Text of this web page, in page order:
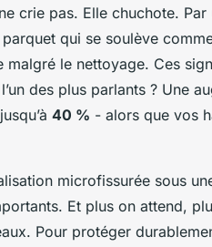
crie pas. Elle chuchote. Par
qui se soulève
malgré le nettoyage. Ces
des plus parlants ? Une
40 % - alors que vos
microfissurée sous
Et plus on attend,
Pour protéger